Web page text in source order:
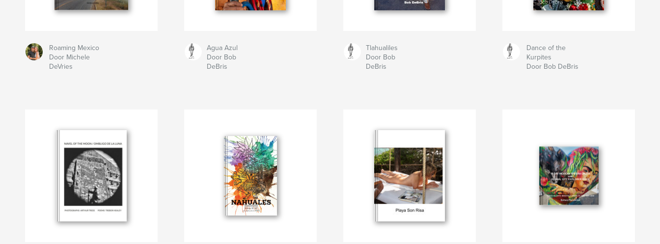
Roaming Mexico
Door Michele
DeVries
Agua Azul
Door Bob
DeBris
Tlahualiles
Door Bob
DeBris
Dance of the
Kurpites
Door Bob DeBris